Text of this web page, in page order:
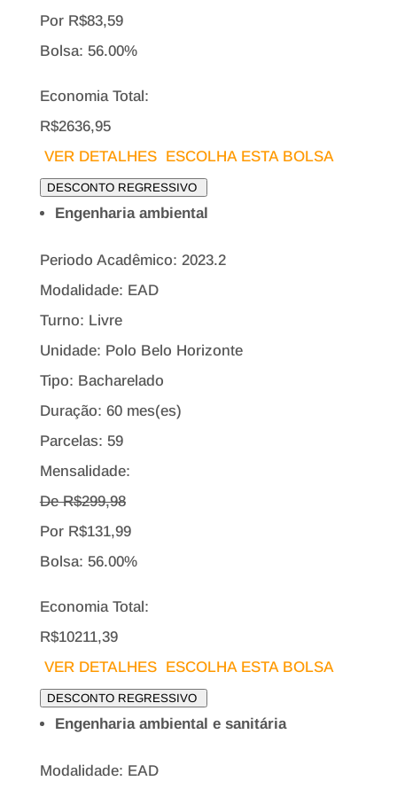
Por R$83,59
Bolsa: 56.00%
Economia Total:
R$2636,95
VER DETALHES ESCOLHA ESTA BOLSA
DESCONTO REGRESSIVO
Engenharia ambiental
Periodo Acadêmico: 2023.2
Modalidade: EAD
Turno: Livre
Unidade: Polo Belo Horizonte
Tipo: Bacharelado
Duração: 60 mes(es)
Parcelas: 59
Mensalidade:
De R$299,98
Por R$131,99
Bolsa: 56.00%
Economia Total:
R$10211,39
VER DETALHES ESCOLHA ESTA BOLSA
DESCONTO REGRESSIVO
Engenharia ambiental e sanitária
Modalidade: EAD